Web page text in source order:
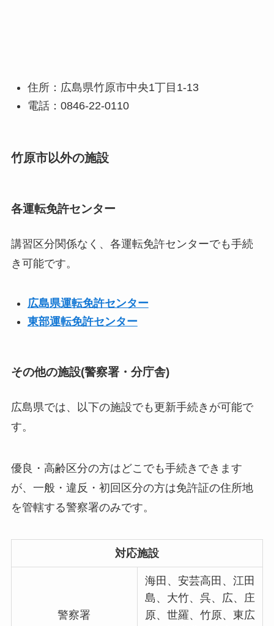
住所：広島県竹原市中央1丁目1-13
電話：0846-22-0110
竹原市以外の施設
各運転免許センター
講習区分関係なく、各運転免許センターでも手続
き可能です。
広島県運転免許センター
東部運転免許センター
その他の施設(警察署・分庁舎)
広島県では、以下の施設でも更新手続きが可能で
す。
優良・高齢区分の方はどこでも手続きできます
が、一般・違反・初回区分の方は免許証の住所地
を管轄する警察署のみです。
対応施設
警察署
海田、安芸高田、江田
島、大竹、呉、広、庄
原、世羅、竹原、東広